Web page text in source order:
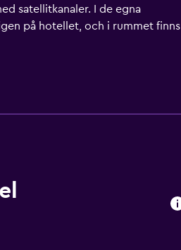
satellitkanaler. I de egna
på hotellet, och i rummet finns
och har fantastisk utsikt.
har ett spelrum och gratis cyklar,